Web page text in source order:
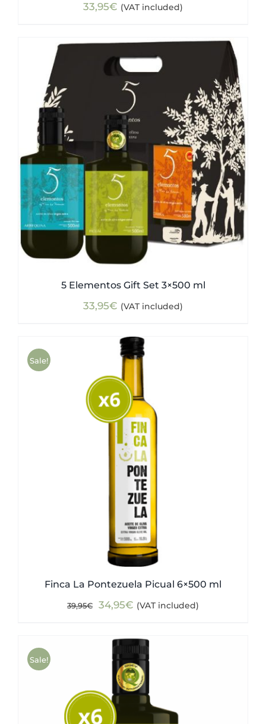
33,95€ (VAT included)
5 Elementos Gift Set 3×500 ml
33,95€ (VAT included)
Sale!
Finca La Pontezuela Picual 6×500 ml
39,95€
Original
was:
39,95€.
34,95€ Current
is:
34,95€.
(VAT included)
Sale!